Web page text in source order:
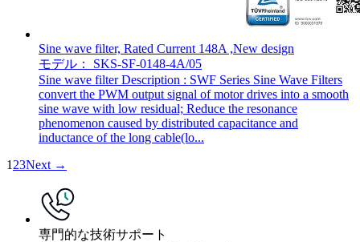
Sine wave filter, Rated Current 148A ,New design
モデル： SKS-SF-0148-4A/05
Sine wave filter Description : SWF Series Sine Wave Filters
convert the PWM output signal of motor drives into a smooth
sine wave with low residual; Reduce the resonance
phenomenon caused by distributed capacitance and
inductance of the long cable(lo...
1 23Next →
専門的な技術サポート